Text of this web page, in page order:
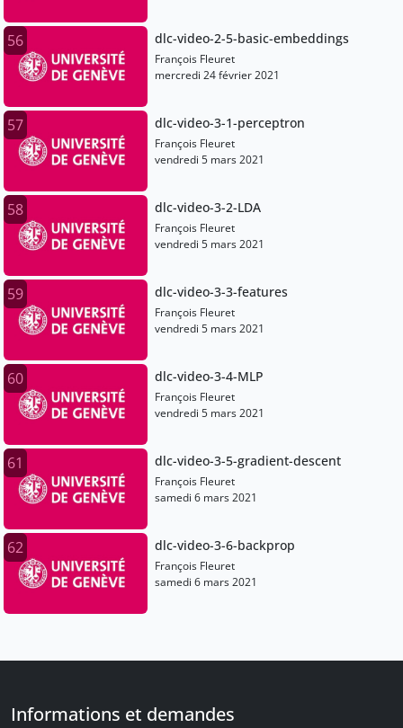
56 dlc-video-2-5-basic-embeddings
François Fleuret
mercredi 24 février 2021
57 dlc-video-3-1-perceptron
François Fleuret
vendredi 5 mars 2021
58 dlc-video-3-2-LDA
François Fleuret
vendredi 5 mars 2021
59 dlc-video-3-3-features
François Fleuret
vendredi 5 mars 2021
60 dlc-video-3-4-MLP
François Fleuret
vendredi 5 mars 2021
61 dlc-video-3-5-gradient-descent
François Fleuret
samedi 6 mars 2021
62 dlc-video-3-6-backprop
François Fleuret
samedi 6 mars 2021
Informations et demandes